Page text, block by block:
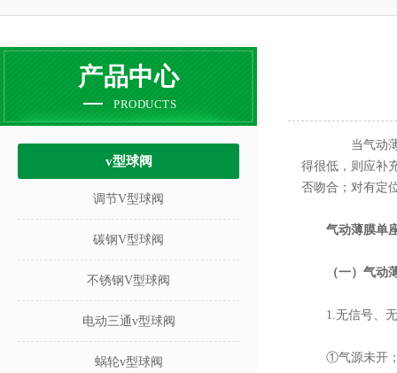
产品中心
PRODUCTS
v型球阀
调节V型球阀
碳钢V型球阀
不锈钢V型球阀
电动三通v型球阀
蜗轮v型球阀
当气动薄
得很低，则应补
否吻合；对有定
气动薄膜单
（一）气动
1.无信号、无
①气源未开